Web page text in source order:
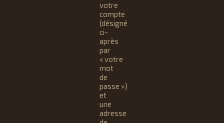
votre
compte
(désigné
ci-
après
par
« votre
mot
de
passe »)
et
une
adresse